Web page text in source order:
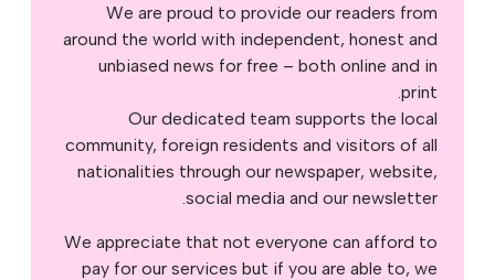
We are proud to provide our readers from
around the world with independent, honest and
unbiased news for free – both online and in
print.
Our dedicated team supports the local
community, foreign residents and visitors of all
nationalities through our newspaper, website,
social media and our newsletter.
We appreciate that not everyone can afford to
pay for our services but if you are able to, we